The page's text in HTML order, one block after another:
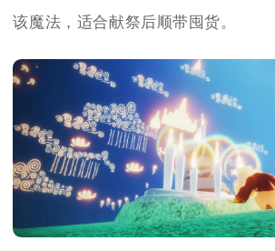
该魔法，适合献祭后顺带囤货。